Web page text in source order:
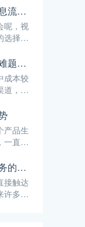
视频信息流与传统信息流的区别
呢，视
选择。
统的
？
公众号推送效率低的难题如何解决
成本较
道，但
息推
业运
送效率
吗？
产品生
一直都
式早
求，
应运而
如何提升信息推送服务的效率
接触达
许多企